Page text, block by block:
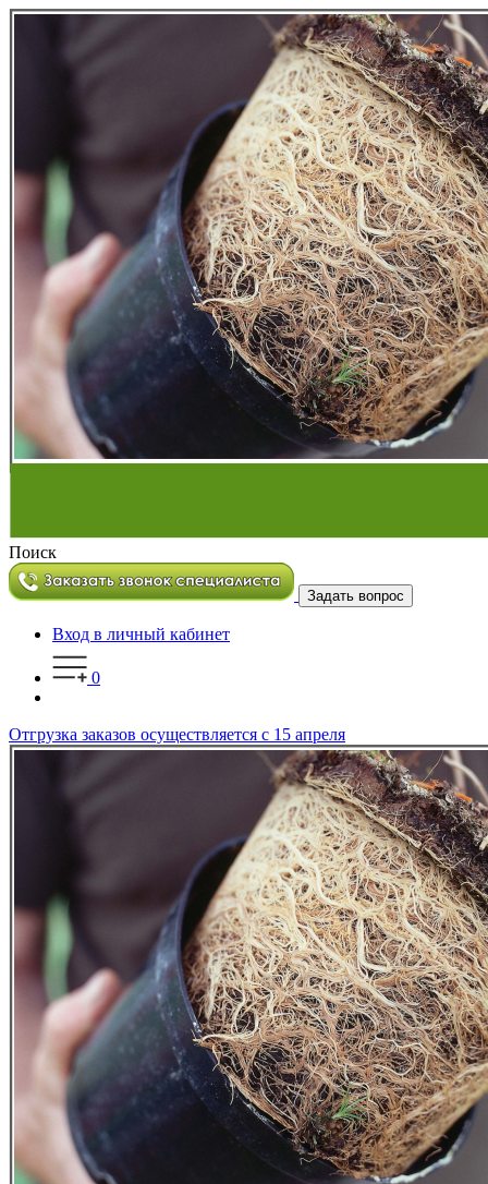
Поиск
Задать вопрос
Вход в личный кабинет
0
Отгрузка заказов осуществляется с 15 апреля